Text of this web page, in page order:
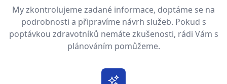
My zkontrolujeme zadané informace, doptáme se na
podrobnosti a připravíme návrh služeb. Pokud s
poptávkou zdravotníků nemáte zkušenosti, rádi Vám s
plánováním pomůžeme.